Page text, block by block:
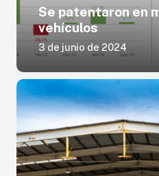
Se patentaron en
vehículos
3 de junio de 2024